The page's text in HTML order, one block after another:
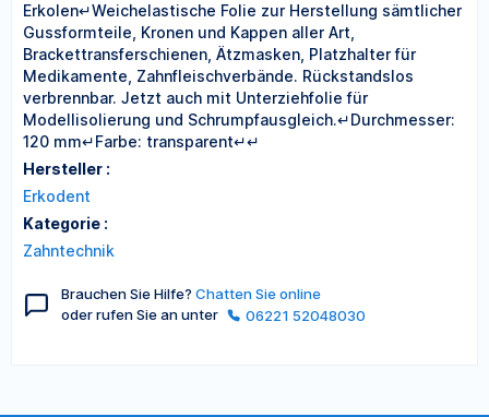
Erkolen↵Weichelastische Folie zur Herstellung sämtlicher
Gussformteile, Kronen und Kappen aller Art,
Brackettransferschienen, Ätzmasken, Platzhalter für
Medikamente, Zahnfleischverbände. Rückstandslos
verbrennbar. Jetzt auch mit Unterziehfolie für
Modellisolierung und Schrumpfausgleich.↵Durchmesser:
120 mm↵Farbe: transparent↵↵
Hersteller :
Erkodent
Kategorie :
Zahntechnik
Brauchen Sie Hilfe? Chatten Sie online
oder rufen Sie an unter
06221 52048030